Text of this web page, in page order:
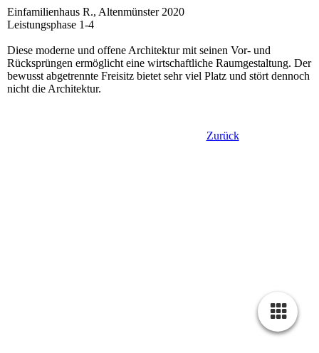
Einfamilienhaus R., Altenmünster 2020
Leistungsphase 1-4
Diese moderne und offene Architektur mit seinen Vor- und
Rücksprüngen ermöglicht eine wirtschaftliche Raumgestaltung. Der
bewusst abgetrennte Freisitz bietet sehr viel Platz und stört dennoch
nicht die Architektur.
Zurück